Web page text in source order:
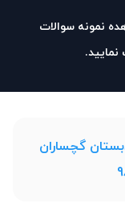
نمونه سوالات
گچساران